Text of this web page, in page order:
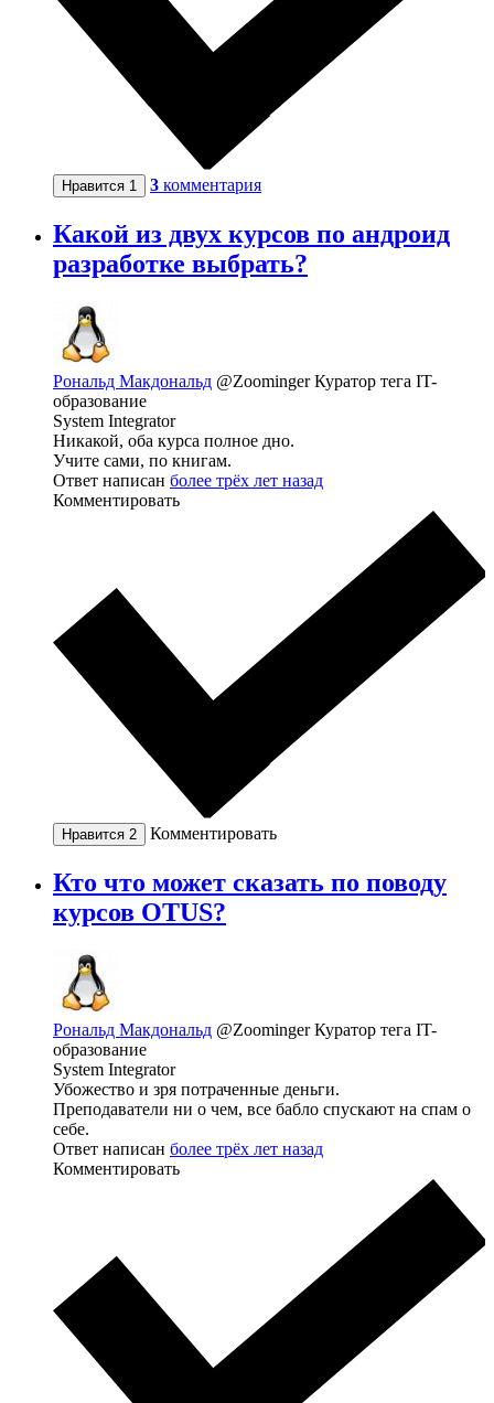
Нравится 1 3 комментария
Какой из двух курсов по андроид
разработке выбрать?
Рональд Макдональд @ZoomingerКуратор тега IT-
образование
System Integrator
Никакой, оба курса полное дно.
Учите сами, по книгам.
Ответ написан более трёх лет назад
Комментировать
Нравится 2 Комментировать
Кто что может сказать по поводу
курсов OTUS?
Рональд Макдональд @ZoomingerКуратор тега IT-
образование
System Integrator
Убожество и зря потраченные деньги.
Преподаватели ни о чем, все бабло спускают на спам о
себе.
Ответ написан более трёх лет назад
Комментировать